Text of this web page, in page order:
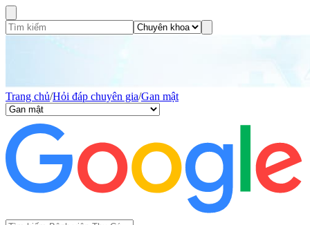
Trang chủ/Hỏi đáp chuyên gia/Gan mật